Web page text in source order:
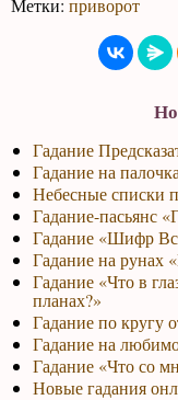
Гадание
Гадание на
Небесные списки
Гадание-пасьянс
Гадание «Шифр
Гадание на рунах
Гадание «Что в
планах?»
Гадание по кругу
Гадание на
Гадание «Что со
Новые гадания